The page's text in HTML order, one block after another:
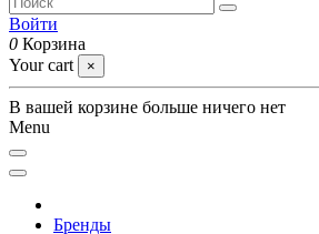
Войти
0 Корзина
Your cart
×
В вашей корзине больше ничего нет
Menu
Бренды